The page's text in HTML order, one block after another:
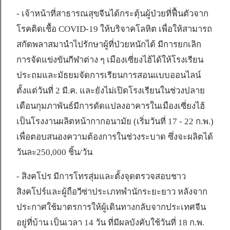
- เจ้าหน้าที่สาธารณสุขจีนได้กระตุ้นผู้ป่วยที่ฟื้นตัวจาก
โรคติดเชื้อ COVID-19 ให้บริจาคโลหิต เพื่อให้สามารถ
สกัดพลาสมานำไปรักษาผู้ที่ป่วยหนักได้ มีการยกเลิก
การจัดแข่งขันกีฬาต่าง ๆ เมืองเซี่ยงไฮ้ได้ให้โรงเรียน
ประถมและมัธยมจัดการเรียนการสอนแบบออนไลน์
ตั้งแต่วันที่ 2 มี.ค. และยังไม่เปิดโรงเรียนในช่วงปลาย
เดือนกุมภาพันธ์มีการดัดแปลงอาคารในเมืองเซี่ยงไฮ้
เป็นโรงงานผลิตหน้ากากอนามัย (เริ่มวันที่ 17 - 22 ก.พ.)
เพื่อตอบสนองความต้องการในช่วงระบาด ซึ่งจะผลิตได้
วันละ250,000 ชิ้น/วัน
- สิงคโปร มีการโทรสุ่มและตั้งจุดตรวจสอบชาว
สิงคโปร์และผู้ถือวีซ่าประเภทพำนักระยะยาว หลังจาก
ประกาศใช้มาตรการให้ผู้เดินทางกลับจากประเทศจีน
อยู่ที่บ้าน เป็นเวลา 14 วัน ที่มีผลบังคับใช้วันที่ 18 ก.พ.